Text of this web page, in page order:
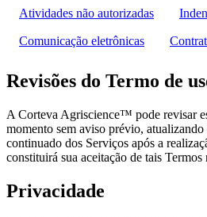
Atividades não autorizadas
Comunicação eletrônicas
Revisões do Termo de
A Corteva Agriscience™ pode revisar
momento sem aviso prévio,
continuado dos Serviços após a
constituirá sua aceitação de tais Termos
Privacidade